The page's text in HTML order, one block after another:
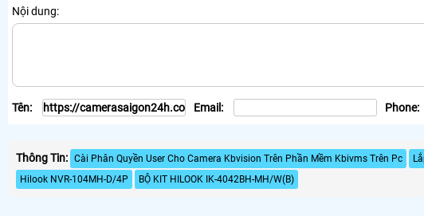
Nội dung:
Tên: Email: Phone:
Thông Tin: Cài Phân Quyền User Cho Camera Kbvision Trên Phần Mềm Kbivms Trên Pc
Hilook NVR-104MH-D/4P
BỘ KIT HILOOK IK-4042BH-MH/W(B)